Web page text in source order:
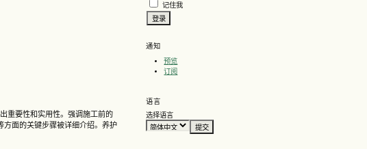
记住我
通知
预览
订阅
语言
选择语言
重要性和实用性。强调施工前的
方面的关键步骤被详细介绍。养护